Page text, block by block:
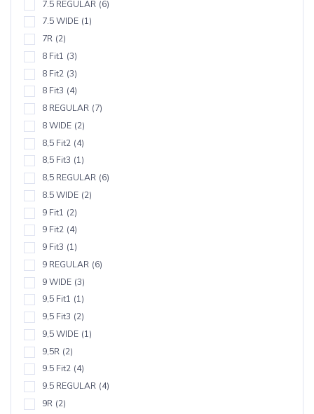
7.5 REGULAR (6)
7.5 WIDE (1)
7R (2)
8 Fit1 (3)
8 Fit2 (3)
8 Fit3 (4)
8 REGULAR (7)
8 WIDE (2)
8,5 Fit2 (4)
8,5 Fit3 (1)
8,5 REGULAR (6)
8.5 WIDE (2)
9 Fit1 (2)
9 Fit2 (4)
9 Fit3 (1)
9 REGULAR (6)
9 WIDE (3)
9,5 Fit1 (1)
9,5 Fit3 (2)
9,5 WIDE (1)
9,5R (2)
9.5 Fit2 (4)
9.5 REGULAR (4)
9R (2)